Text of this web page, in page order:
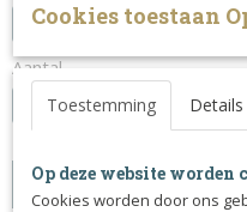
Aantal
IN WINKELWAGEN
Cookies toestaan
Toestemming Details
Op deze website
Cookies worden door ons